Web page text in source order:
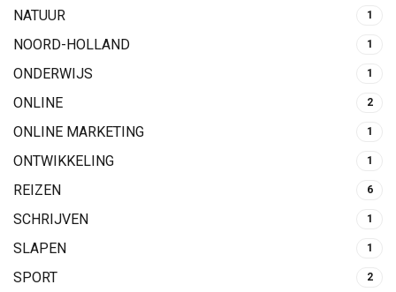
NATUUR 1
NOORD-HOLLAND 1
ONDERWIJS 1
ONLINE 2
ONLINE MARKETING 1
ONTWIKKELING 1
REIZEN 6
SCHRIJVEN 1
SLAPEN 1
SPORT 2